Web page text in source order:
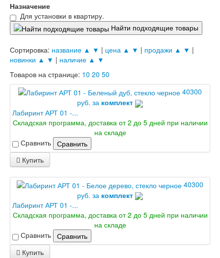
Назначение
Для установки в квартиру.
Найти подходящие товары
Сортировка: название ▲ ▼ | цена ▲ ▼ | продажи ▲ ▼ |
новинки ▲ ▼ | наличие ▲ ▼
Товаров на странице: 10 20 50
40300
руб. за комплект
Лабиринт АРТ 01 -...
Складская программа, доставка от 2 до 5 дней при наличии
на складе
Сравнить Сравнить
Купить
40300
руб. за комплект
Лабиринт АРТ 01 -...
Складская программа, доставка от 2 до 5 дней при наличии
на складе
Сравнить Сравнить
Купить